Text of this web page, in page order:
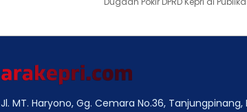
Jl. MT. Haryono, Gg. Cemara No.36, Tanjungpinang,